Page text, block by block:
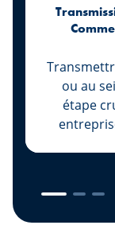
ou au
étape
Chez